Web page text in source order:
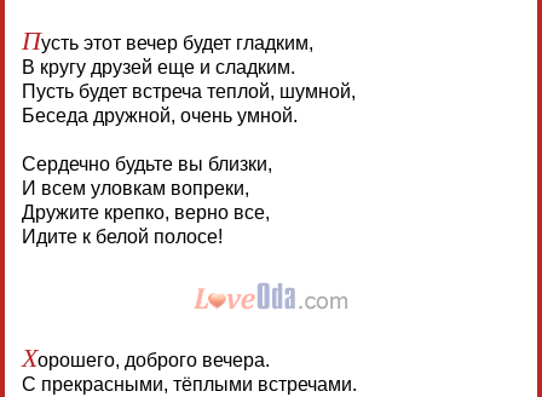
Пусть этот вечер будет гладким,
В кругу друзей еще и сладким.
Пусть будет встреча теплой, шумной,
Беседа дружной, очень умной.
Сердечно будьте вы близки,
И всем уловкам вопреки,
Дружите крепко, верно все,
Идите к белой полосе!
Хорошего, доброго вечера.
С прекрасными, тёплыми встречами.